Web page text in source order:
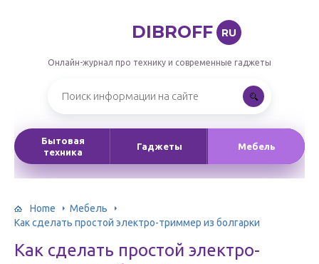
DIBROFF RU
Онлайн-журнал про технику и современные гаджеты
Бытовая
техника
Гаджеты Мебель
Home
Мебель
Как сделать простой электро-триммер из болгарки
Как сделать простой электро-